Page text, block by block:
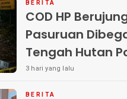
BERITA
COD HP
Pasuruan
Tengah Hutan Polisi Buru Tiga
Pelaku
3 hari yang lalu
BERITA